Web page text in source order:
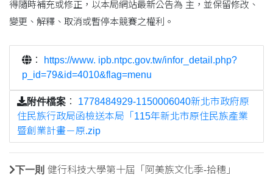
得隨時補充或修正，以本局網站最新公告為 主，並保留修改、
變更、解釋、取消或暫停本競賽之權利。
：
https://www. ipb.ntpc.gov.tw/infor_detail.php?
p_id=79&id=4010&flag=menu
附件檔案 ： 1778484929-1150006040新北市政府原
住民族行政局函檢送本局「115年新北市原住民族產業
暨創業計畫－原.zip
下一則 健行科技大學第十屆「阿美族文化季-拾穗」